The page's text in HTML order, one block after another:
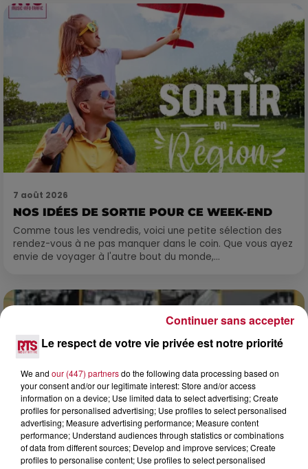
7 août 2026
NOS IDÉES DE SORTIE POUR CE WEEK-END
Comme tous les vendredis, voici une petite sélection des
rendez-vous à ne pas manquer dans le coin. Que vous ayez
envie de voyager à l'autre bout du monde,...
Le respect de votre vie privée est notre priorité
We and our (447) partnersdo the following data processing based on
your consent and/or our legitimate interest: Store and/or access
information on a device; Use limited data to select advertising; Create
profiles for personalised advertising; Use profiles to select personalised
advertising; Measure advertising performance; Measure content
performance; Understand audiences through statistics or combinations
of data from different sources; Develop and improve services; Create
profiles to personalise content; Use profiles to select personalised
Continuer sans accepter